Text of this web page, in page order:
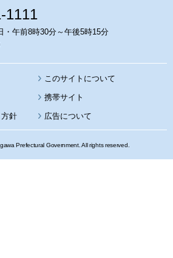
1111
・午前8時30分～午後5時15分
このサイトについて
携帯サイト
針 広告について
Prefectural Government. All rights reserved.